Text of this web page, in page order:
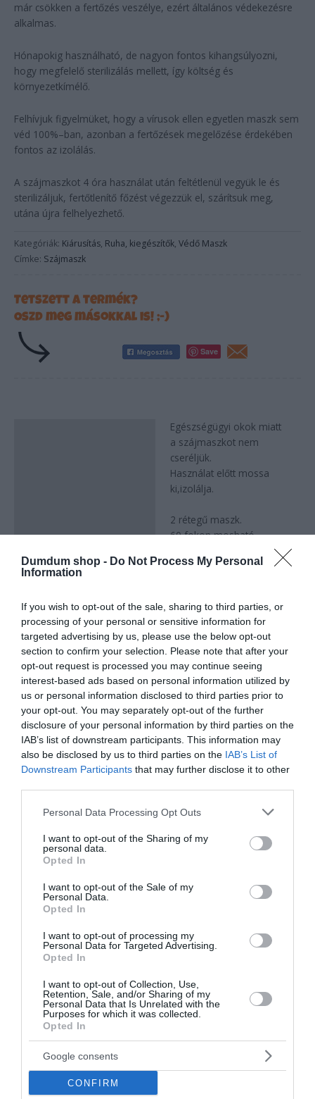
Dumdum shop - Do Not Process My Personal
Information
If you wish to opt-out of the sale, sharing to third parties, or
processing of your personal or sensitive information for
targeted advertising by us, please use the below opt-out
section to confirm your selection. Please note that after your
opt-out request is processed you may continue seeing
interest-based ads based on personal information utilized by
us or personal information disclosed to third parties prior to
your opt-out. You may separately opt-out of the further
disclosure of your personal information by third parties on the
IAB’s list of downstream participants. This information may
also be disclosed by us to third parties on the IAB’s List of
Downstream Participants that may further disclose it to other
Please note that this website/app uses one or more Google
not limited to your visit or usage behaviour. You may click to
grant or deny consent to Google and its third-party tags to
use your data for below specified purposes in below Google
consent section.
Personal Data Processing Opt Outs
I want to opt-out of the Sharing of my
personal data.
Opted In
I want to opt-out of the Sale of my
Personal Data.
Opted In
I want to opt-out of processing my
Personal Data for Targeted Advertising.
Opted In
I want to opt-out of Collection, Use,
Retention, Sale, and/or Sharing of my
Personal Data that Is Unrelated with the
Purposes for which it was collected.
Opted In
Google consents
CONFIRM
már csökken a fertőzés veszélye, ezért általános védekezésre
alkalmas.
Hónapokig használható, de nagyon fontos kihangsúlyozni,
hogy megfelelő sterilizálás mellett, így költség és
környezetkímélő.
Felhívjuk figyelmüket, hogy a vírusok ellen egyetlen maszk sem
véd 100%–ban, azonban a fertőzések megelőzése érdekében
fontos az izolálás.
A szájmaszkot 4 óra használat után feltétlenül vegyük le és
sterilizáljuk, fertőtlenítő főzést végezzük el, szárítsuk meg,
utána újra felhelyezhető.
Kategóriák: Kiárusítás, Ruha, kiegészítők, Védő Maszk
Címke: Szájmaszk
Tetszett a termék?
Oszd meg másokkal is! ;-)
Save
Egészségügyi okok miatt
a szájmaszkot nem
cseréljük.
Használat előtt mossa
ki,izolálja.
2 rétegű maszk.
60 fokon mosható
– 1 réteg nyomtatott
polipropilén vlies
(spinnylies) szűrő anyag
– gumi pánt
Kapcsolódó termékek
ELEGEM VAN A
NAGYIHOZ MENTEM!
BABA BODY
RUGDALÓZÓ
Értékelés:
3.500Ft
DRÁGÁM, KIVENNÉD AZ
5
-50%
Original
price
was:
1.500 Ft.
Current
price
is:
750 Ft.